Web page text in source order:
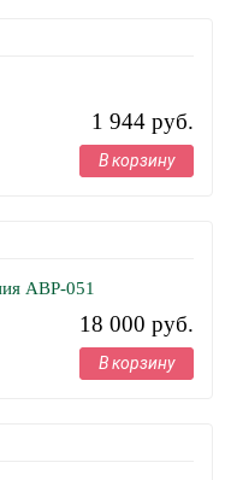
1 944 руб.
В корзину
АВР-051
18 000 руб.
В корзину